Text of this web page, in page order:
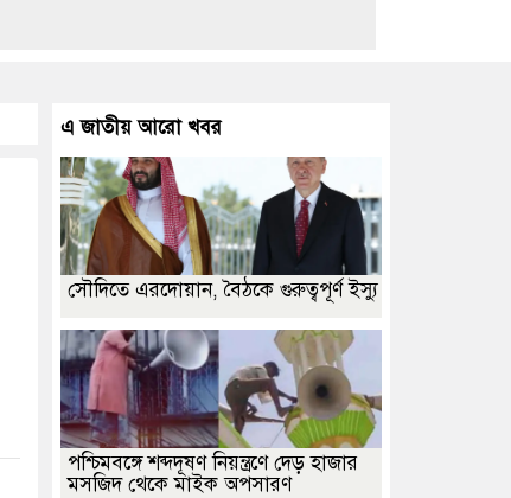
এ জাতীয় আরো খবর
সৌদিতে এরদোয়ান, বৈঠকে গুরুত্বপূর্ণ ইস্যু
পশ্চিমবঙ্গে শব্দদূষণ নিয়ন্ত্রণে দেড় হাজার
মসজিদ থেকে মাইক অপসারণ